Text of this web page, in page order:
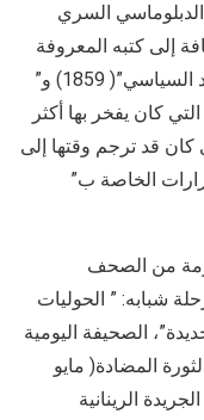
أو ” التاريخ الدبلوماسي السري
1857)، بالإضافة إلى كتبه المعروفة
بدرجة أقل مثل” مساهمة في نقد الاقتصاد السياسي”( 1859) و”
التي كان يفخر بها أكثر
كان قد ترجم وقتها إلى
الخاصة ب”
من الصحف
شبابه: ” الحوليات
الصحيفة اليومية
المضادة( مايو
الرينانية